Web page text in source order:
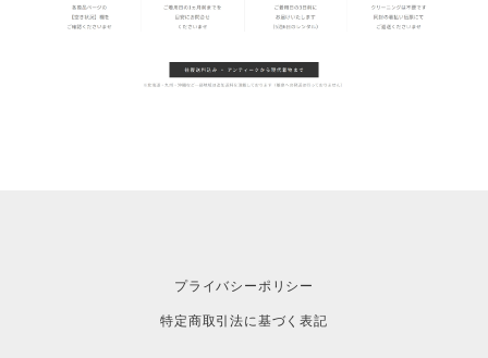
プライバシーポリシー
特定商取引法に基づく表記